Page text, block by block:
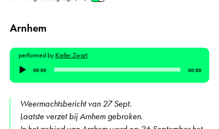
Arnhem
performed byKiefer Zwart
Audio
Player
00:00 00:00
Weermachtsbericht van 27 Sept.
Laatste verzet bij Arnhem gebroken.